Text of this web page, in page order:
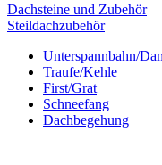
Dachsteine und Zubehör
Steildachzubehör
Unterspannbahn/
Traufe/Kehle
First/Grat
Schneefang
Dachbegehung